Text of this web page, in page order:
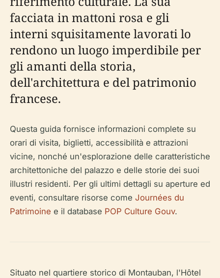
facciata in mattoni rosa e gli
interni squisitamente lavorati lo
rendono un luogo imperdibile per
gli amanti della storia,
dell'architettura e del patrimonio
francese.
Questa guida fornisce informazioni complete su
orari di visita, biglietti, accessibilità e attrazioni
vicine, nonché un'esplorazione delle caratteristiche
architettoniche del palazzo e delle storie dei suoi
illustri residenti. Per gli ultimi dettagli su aperture ed
eventi, consultare risorse come Journées du
Patrimoine e il database POP Culture Gouv.
Situato nel quartiere storico di Montauban, l'Hôtel